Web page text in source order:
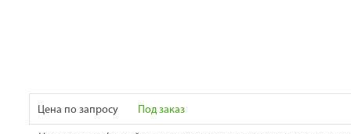
Цена по запросу Под заказ